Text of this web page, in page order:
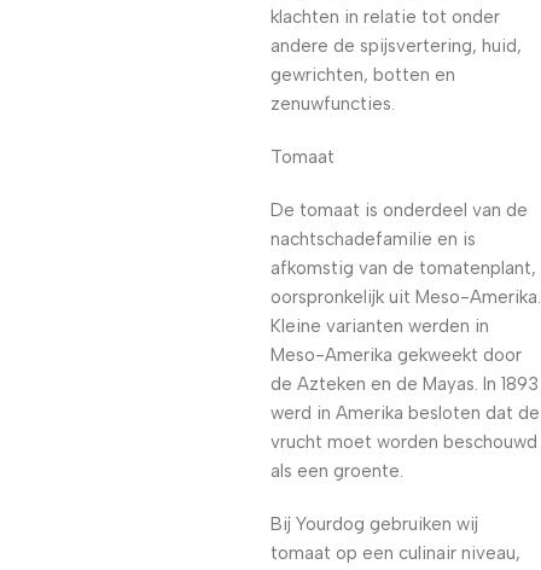
klachten in relatie tot onder
andere de spijsvertering, huid,
gewrichten, botten en
zenuwfuncties.
Tomaat
De tomaat is onderdeel van de
nachtschadefamilie en is
afkomstig van de tomatenplant,
oorspronkelijk uit Meso-Amerika.
Kleine varianten werden in
Meso-Amerika gekweekt door
de Azteken en de Mayas. In 1893
werd in Amerika besloten dat de
vrucht moet worden beschouwd
als een groente.
Bij Yourdog gebruiken wij
tomaat op een culinair niveau,